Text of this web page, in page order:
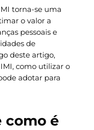
torna-se uma
o valor a
pessoais e
de
deste artigo,
como utilizar o
adotar para
como é